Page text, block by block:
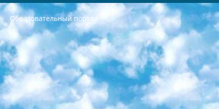
Образовательный портал
РЕСПУБЛИКА УЗБЕКИСТАН МИНИСТРЕРСТВО ДОШКОЛЬНОГО И ШКОЛЬНОГО ОБРАЗОВАНИЯ КОМАНДА в общеобразовательных учреждениях в 2023-2024 учебном году организация и проведение итоговой государственной аттестации обучающихся о Министра дошкольного и школьного образования Республики Узбекистан от 4 марта 2008 года (постановлением Минюста от 20 марта 2008 года № 1778 государственной регистрации) «Итоговое состояние учащихся общего среднего образования на основании положения об утверждении положения об аттестации общего среднего образования выпускной экзамен студентов в образовательных учреждениях в 2023-2024 учебном году В целях организации и прохождения аттестации приказываю: 1. Следующее: перечень предметов, по которым будет проводиться итоговая государственная аттестация и экзамен формы перевода согласно приложению 1; сертификаты международного образца, оценивающие уровень владения иностранными языками перечень согласно приложению 2; 2. Педагогический при специализированных образовательных учреждениях. научно-практический центр квалификации и международной оценки (Д.Давидова) 2024 г. До 25 марта: задания по предметам, по которым будет проводиться итоговая аттестация разработка и утверждение технических условий; итоговая аттестация на основании разработанного предметного задания разработка вопросов по предметам (устно и письменно), экзамен передача; общеобразовательные средние школы и специальные учебные заведения учащиеся выпускных классов школ и интернатов в агентской системе подготовка базы данных экзаменационных материалов и критериев оценки; перевод базы экзаменационных материалов на все языки обучения подать в Республиканский образовательный центр для изготовления; варианты экзаменов на основе разработанных контрольных материалов пусть будут поставлены задачи формирования. 3. Республиканский образовательный центр (Ш.Худайкулов) до 5 апреля 2024 года. до: база данных предоставленных экзаменационных материалов на все языки обучения перевод и экспертиза; для слепых, слабовидящих, глухих, слабослышащих и умственно отсталых детей учащиеся выпускных классов специализированных школ и школ-интернатов база данных экзаменационных материалов на всех преподаваемых языках подготовка критериев оценки; специализированные школы для умственно отсталых детей и технологии для учащихся выпускных классов школ-интернатов разработка соответствующих рекомендаций и критериев проведения ЕГЭ по естествознанию давать задания. 4. Педагогический при специализированных образовательных учреждениях. Научно-практический центр навыков и международной оценки (Д.Давидова), Республика образовательный центр (Худайкулов Ш.) итоговый государственный аттестационный экзамен ориентирован на творческое и логическое мышление при подготовке базы материалов учитывать введение заданий. 5. Следует отметить, что: сертификат государственного образца о знании общеобразовательного предмета и как минимум национальный уровень B1 по предметам на иностранных языках, указанным в Приложении 2. или международно признанный сертификат эквивалентного уровня студенты, изучающие определенный предмет, освобождаются от экзамена; по соответствующим предметам запланирована итоговая государственная аттестация за день до дня, путем жеребьевки Рабочей группой (в письменной форме по предметам, проводимым в форме) из числа сформированных вариантов выбрано 2 варианта; 2 выбранных варианта экзамена анонсированы на официальном сайте министерства и все выпускники по всей стране на основе этих вариантов проводит итоговую государственную аттестацию. 6. Государственное образование учащихся средних общеобразовательных учреждений. знания в соответствии с квалификационными требованиями, которые необходимо приобрести на основании стандартов итоговый (выпускной) контроль для 9 и 11 классов в целях тестирования Экзамены (далее – экзамены) состоят из предметов, перечисленных в приложении 1. будет сделано. 7. Экзамены пройдут с 26 мая по 15 июня 2024 г. (кроме науки физического воспитания). 8. Физическая для учащихся 9 классов общесредних образовательных учреждений. Экзамены по предмету «Образование, квалификация медицина» 1-6 мая 2024 года. сотрудники перевести под присмотр (с отклонениями в физическом или умственном развитии) специализированная школа для детей, школы-интернаты и со сколиозом школы-интернаты санаторного типа для больных детей исключены). 9. Он был слепым, слабовидящим и имел нарушения опорно-двигательного аппарата. экзамены в специализированных школах и интернатах для детей должны проводиться исходя из требований, предъявляемых к общеобразовательным учреждениям (физкультура кроме науки). 10. Специализированная школа для глухих и слабослышащих детей. и экзамены в интернатах и быть реализован в виде письменного теста по математике. 11. Специальность для умственно отсталых детей. Для 9 класса Родной язык и литературное письмо Государственный язык (язык обучения – узбекский). для неклассов) написано Математическое письмо Письменная/устная история Узбекистана Физическое воспитание практично Итоговый контроль Для 11 класса Написание родного языка и литературы (эссе) Математическое письмо Узбекский язык (обучение на узбекском языке) не посещающее общее среднее образование для учреждений)/Образовательное учреждение выбор письменный и устный Иностранный язык письменный/устный Письменная/устная история Узбекистана *По выбору студента:  Химия  Физика  Основы государственного права  География 10 бесплатных образовательных ресурсов - Мы составили подборку онлайн-проектов с интерактивными упражнениями, видеолекциями и статьями. Они помогут вам обрести новые и освежить старые знания бесплатно. 1. «ИНТУИТ» Старейшая образовательная площадка Рунета. Здесь вы найдёте сотни текстовых и видеокурсов на десятки различных тем — от программирования до психологии. Многие курсы подготовлены российскими университетами и крупными международными компаниями вроде Intel и Microsoft. Самостоятельное обучение бесплатное, но желающие могут оплатить услуги персональных наставников. 2. «Смартия» знакомит с актуальными профессиями и подсказывает, как им обучаться. Выбрав заинтересовавшую вас специальность — SMM-специалист, фотограф, веб-дизайнер или другую, — увидите список необходимых для неё умений. Чтобы вы могли освоить их самостоятельно, для каждого умения площадка отображает подборку ссылок на учебные материалы. Хотя «Смартия» ориентируется на русскоязычную аудиторию, часть контента всё же доступна только на английском. 3. «Лекторий Физтеха» Проект Московского физико-технического института (Физтеха). С его помощью вы можете смотреть онлайн серии лекций, записанные на видео в этом вузе. В числе доступных предметов — физика, биология, химия, информационные технологии и другие. К некоторым лекциям администрация ресурса прилагает готовые конспекты, которые можно скачивать в PDF-формате. 4. ITMOcourses Онлайн-площадка Санкт-Петербургского национального исследовательского университета информационных технологий, механики и оптики (ИТМО). Ресурс предоставляет свободный доступ к курсам, разработанным в этом вузе. Каталог материалов разбит на четыре категории: «Оптические системы и технологии», «Приборостроение и робототехника», «Информационные технологии» и «Биотехнологии». Курсы состоят из видеолекций, интерактивных демонстраций и заданий. 5. «КиберЛенинка» Электронная научная библиотека открытого доступа. Каталог площадки регулярно обрастает текстами статей из различных научных изданий. Сгруппированные по журналам и рубрикам публикации можно читать онлайн или скачивать целиком в PDF-формате. Проект нацелен на популяризацию науки за счёт открытого доступа к качественной информации. 6. «ПостНаука» На этом ресурсе публикуют подборки видеолекций, составленные экспертами из разных отраслей и объединённые общими темами. Среди них, к примеру, есть серии «Биоинформатика и геномика», «Культура средневековой Скандинавии» и Cinema Studies о теории кино. Каждая подборка лекций — логически связанная история, рассказанная экспертом от первого лица. Кроме того, на сайте появляются научно-образовательные статьи и тесты на разные темы. 7. «Newочём» Команда проекта «Newочём» отбирает самые интересные тексты из англоязычных СМИ и переводит те из них, за которые голосуют участники сообщества «ВКонтакте». По большей части это научно-популярные статьи. Редакторы придумывают лишь заголовки, в остальном содержание переводов соответствует оригиналам. Полные тексты можно читать прямо в социальной сети. 8. InternetUrok Онлайн-база материалов по основным дисциплинам школьной программы. Информация на сайте структурирована по классам, предметам и темам (урокам). Каждый урок состоит из видеолекций и конспектов. Есть также интерактивные тренажёры и тесты для закрепления пройденного материала. Даже если вы давно окончили школу, возможность повторить программу старших классов всегда может пригодиться. 9. Edutainme Ещё один ресурс об образовании. В отличие от Newtonew, как мне кажется, Edutainme больше ориентируется на представителей индустрии: педагогов, предпринимателей, разработчиков образовательных проектов. Но и любой, кто просто стремится к саморазвитию, найдёт на сайте много полезного и интересного для себя. Например, информацию о новых курсах и образовательных сервисах. 10. Newtonew Онлайн-медиа об образовании и обучении в широком смысле. Авторы Newtonew пишут об инструментах, заведениях, тактиках и стратегиях, которые помогают учить других и получать новые знания самостоятельно. На этой площадке вы найдёте новости, обзоры, аналитические мат